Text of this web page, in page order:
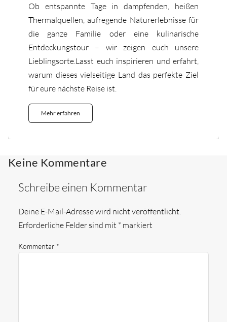
Ob entspannte Tage in dampfenden, heißen
Thermalquellen, aufregende Naturerlebnisse für
die ganze Familie oder eine kulinarische
Entdeckungstour – wir zeigen euch unsere
Lieblingsorte.Lasst euch inspirieren und erfahrt,
warum dieses vielseitige Land das perfekte Ziel
für eure nächste Reise ist.
Mehr erfahren
Keine Kommentare
Schreibe einen Kommentar
Deine E-Mail-Adresse wird nicht veröffentlicht.
Erforderliche Felder sind mit * markiert
Kommentar *